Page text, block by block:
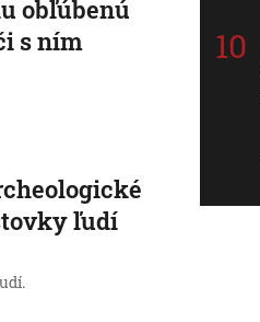
obľúbenú
s ním
ľudí